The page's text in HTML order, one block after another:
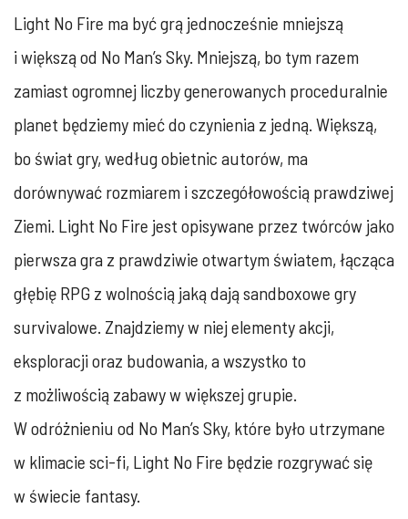
Light No Fire ma być grą jednocześnie mniejszą
i większą od No Man’s Sky. Mniejszą, bo tym razem
zamiast ogromnej liczby generowanych proceduralnie
planet będziemy mieć do czynienia z jedną. Większą,
bo świat gry, według obietnic autorów, ma
dorównywać rozmiarem i szczegółowością prawdziwej
Ziemi. Light No Fire jest opisywane przez twórców jako
pierwsza gra z prawdziwie otwartym światem, łącząca
głębię RPG z wolnością jaką dają sandboxowe gry
survivalowe. Znajdziemy w niej elementy akcji,
eksploracji oraz budowania, a wszystko to
z możliwością zabawy w większej grupie.
W odróżnieniu od No Man’s Sky, które było utrzymane
w klimacie sci-fi, Light No Fire będzie rozgrywać się
w świecie fantasy.